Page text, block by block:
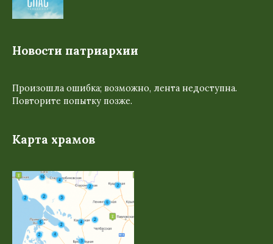
Новости патриархии
Произошла ошибка; возможно, лента недоступна.
Повторите попытку позже.
Карта храмов